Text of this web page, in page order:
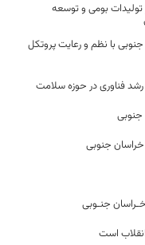
بومی و توسعه
با نظم و رعایت پروتکل
فناوری در حوزه سلامت
جنوبی
جنـوبی
است